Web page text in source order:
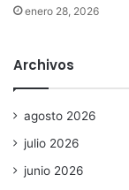
enero 28, 2026
Archivos
agosto 2026
julio 2026
junio 2026